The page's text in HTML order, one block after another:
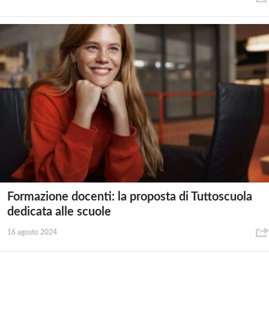
Formazione docenti: la proposta di Tuttoscuola
dedicata alle scuole
16 agosto 2024